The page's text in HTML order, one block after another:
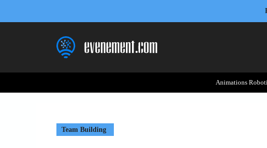
Animations
Team Building